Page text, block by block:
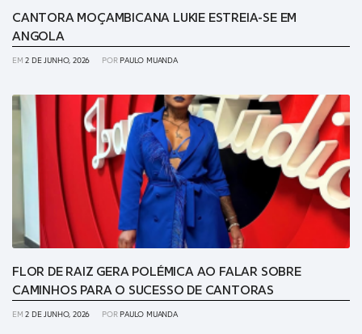
CANTORA MOÇAMBICANA LUKIE ESTREIA-SE EM
ANGOLA
EM2 DE JUNHO, 2026 POR PAULO MUANDA
FLOR DE RAIZ GERA POLÉMICA AO FALAR SOBRE
CAMINHOS PARA O SUCESSO DE CANTORAS
EM2 DE JUNHO, 2026 POR PAULO MUANDA